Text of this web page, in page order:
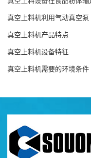
真空上料机利用气动真空泵
真空上料机产品特点
真空上料机设备特征
真空上料机需要的环境条件